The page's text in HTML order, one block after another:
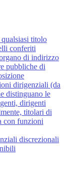
titolo
conferiti
di indirizzo
pubbliche di
dirigenziali (da
distinguano le
dirigenti
titolari di
con funzioni
discrezionali